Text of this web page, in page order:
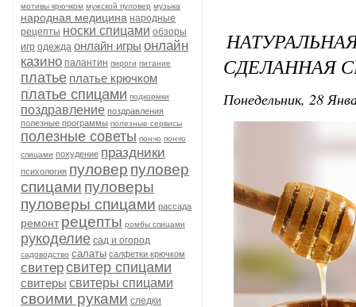
мотивы крючком мужской пуловер музыка
народная медицина народные
рецепты носки спицами обзоры
игр одежда онлайн игры онлайн
казино палантин пироги питание
платье платье крючком
платье спицами подкормки
поздравление поздравления
полезные программы полезные сервисы
полезные советы пончо пончо
спицами похудение праздники
психология пуловер пуловер
спицами пуловеры
пуловеры спицами рассада
ремонт рецепты ромбы спицами
рукоделие сад и огород
садоводство салаты салфетки крючком
свитерсвитер спицами
свитеры свитеры спицами
своими руками следки
СДЕЛАННАЯ
Понедельник, 28